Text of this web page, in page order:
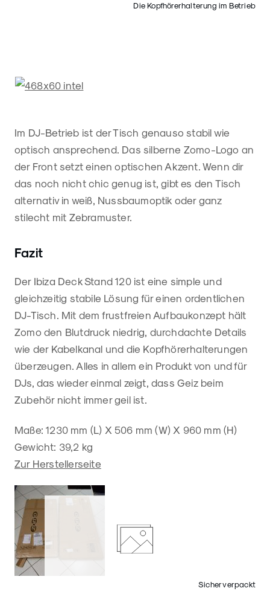
Die Kopfhörerhalterung im Betrieb
Im DJ-Betrieb ist der Tisch genauso stabil wie
optisch ansprechend. Das silberne Zomo-Logo an
der Front setzt einen optischen Akzent. Wenn dir
das noch nicht chic genug ist, gibt es den Tisch
alternativ in weiß, Nussbaumoptik oder ganz
stilecht mit Zebramuster.
Fazit
Der Ibiza Deck Stand 120 ist eine simple und
gleichzeitig stabile Lösung für einen ordentlichen
DJ-Tisch. Mit dem frustfreien Aufbaukonzept hält
Zomo den Blutdruck niedrig, durchdachte Details
wie der Kabelkanal und die Kopfhörerhalterungen
überzeugen. Alles in allem ein Produkt von und für
DJs, das wieder einmal zeigt, dass Geiz beim
Zubehör nicht immer geil ist.
Maße: 1230 mm (L) X 506 mm (W) X 960 mm (H)
Gewicht: 39,2 kg
Zur Herstellerseite
Sicher verpackt